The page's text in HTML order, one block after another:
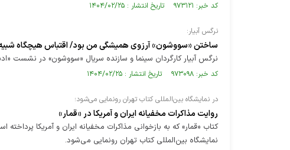
کد خبر: ۹۷۳۱۲۱ تاریخ انتشار : ۱۴۰۴/۰۲/۲۵
نرگس آبیار:
ساختن «سووشون» آرزوی همیشگی من بود/ اقتباس هیچگاه
نرگس آبیار کارگردان سینما و سازنده سریال «سووشون» در نشست
کد خبر: ۹۷۳۰۹۸ تاریخ انتشار : ۱۴۰۴/۰۲/۲۵
در نمایشگاه بین‌المللی کتاب تهران رونمایی می‌شود؛
روایت مذاکرات مخفیانه ایران و آمریکا در «قمار»
نمایشگاه بین‌المللی کتاب تهران رونمایی می‌شود.